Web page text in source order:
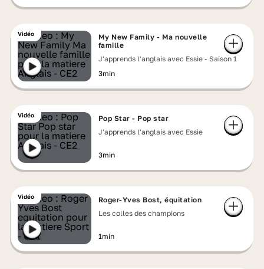
Vidéo
My New Family - Ma nouvelle
famille
J'apprends l'anglais avec Essie - Saison 1
3min
Vidéo
Pop Star - Pop star
J'apprends l'anglais avec Essie
3min
Vidéo
Roger-Yves Bost, équitation
Les colles des champions
1min